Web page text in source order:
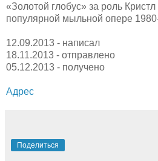
«Золотой глобус» за роль
популярной мыльной опере
12.09.2013 - написал
18.11.2013 - отправлено
05.12.2013 - получено
Адрес
Поделиться